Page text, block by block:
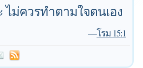
ไม่ควรทำตามใจตนเอง
—โรม 15:1